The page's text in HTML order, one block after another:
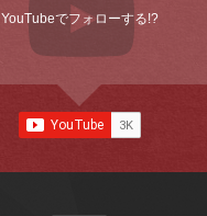
YouTubeでフォローする!?